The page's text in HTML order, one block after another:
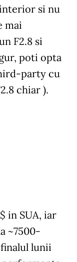
si nu
mai
F2.8 si
poti opta
party cu
chiar ).
in SUA, iar
~7500-
lunii